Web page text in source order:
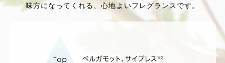
味方になってくれる、心地よいフレグランスです。